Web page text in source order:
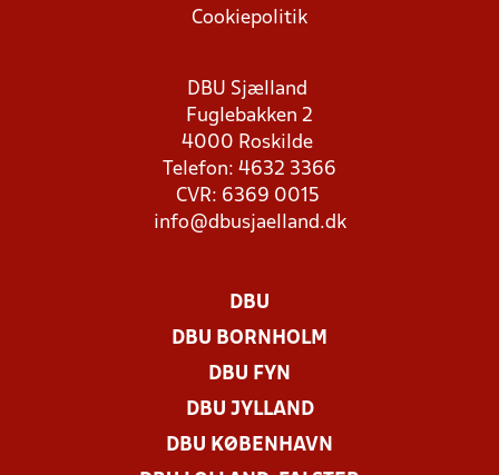
Cookiepolitik
DBU Sjælland
Fuglebakken 2
4000 Roskilde
Telefon: 4632 3366
CVR: 6369 0015
info@dbusjaelland.dk
DBU
DBU BORNHOLM
DBU FYN
DBU JYLLAND
DBU KØBENHAVN